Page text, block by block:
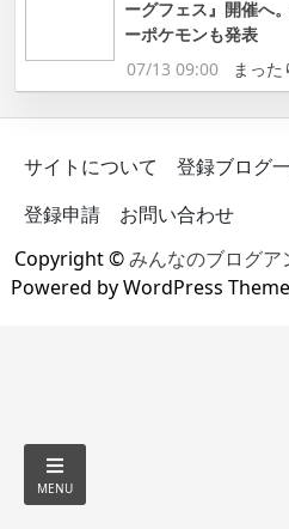
ーグフェス』開催へ
ーポケモンも発表
07/13 09:00
まっ
サイトについて 登録ブログ
登録申請
お問い合わせ
Copyright ©みんなのブログア
Powered by WordPress
MENU